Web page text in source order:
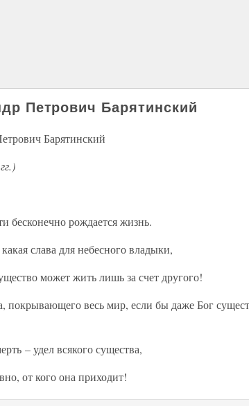
Петрович Барятинский
Барятинский
бесконечно рождается жизнь.
слава для небесного владыки,
может жить лишь за счет другого!
покрывающего весь мир, если бы даже Бог
– удел всякого существа,
от кого она приходит!